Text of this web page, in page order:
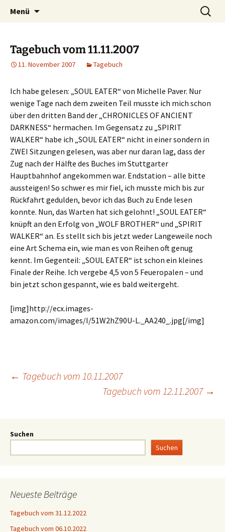
Timo Bader
Willkommen im Reich der Geschichten
Menü
Tagebuch vom 11.11.2007
11. November 2007 Tagebuch
Ich habe gelesen: „SOUL EATER“ von Michelle Paver. Nur
wenige Tage nach dem zweiten Teil musste ich mich schon
über den dritten Band der „CHRONICLES OF ANCIENT
DARKNESS“ hermachen. Im Gegensatz zu „SPIRIT
WALKER“ habe ich „SOUL EATER“ nicht in einer sondern in
ZWEI Sitzungen gelesen, was aber nur daran lag, dass der
Zug nach der Hälfte des Buches im Stuttgarter
Hauptbahnhof angekommen war. Endstation – alle bitte
aussteigen! So schwer es mir fiel, ich musste mich bis zur
Rückfahrt gedulden, bevor ich das Buch zu Ende lesen
konnte. Nun, das Warten hat sich gelohnt! „SOUL EATER“
knüpft an den Erfolg von „WOLF BROTHER“ und „SPIRIT
WALKER“ an. Es stellt sich bis jetzt weder Langeweile noch
eine Art Schema ein, wie man es von Reihen oft genug
kennt. Im Gegenteil: „SOUL EATER“ ist schon ein kleines
Finale der Reihe. Ich vergebe 4,5 von 5 Feueropalen – und
bin jetzt schon gespannt, wie es bald weitergeht.
[img]http://ecx.images-
amazon.com/images/I/51W2hZ90U-L._AA240_.jpg[/img]
← Tagebuch vom 10.11.2007
Tagebuch vom 12.11.2007 →
Suchen
Suchen
Neueste Beiträge
Tagebuch vom 31.12.2022
Tagebuch vom 06.10.2022